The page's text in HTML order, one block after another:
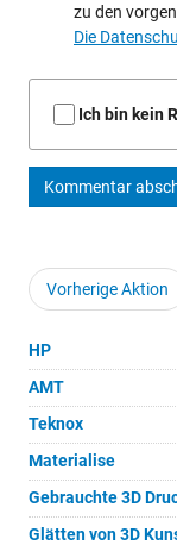
zu den
Die
Ich bin kein
Kommentar
Vorherige Aktion
HP
AMT
Teknox
Materialise
Gebrauchte 3D
Glätten von 3D